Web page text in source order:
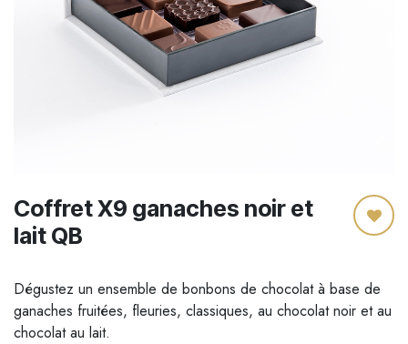
Coffret X9 ganaches noir et
lait QB
Dégustez un ensemble de bonbons de chocolat à base de
ganaches fruitées, fleuries, classiques, au chocolat noir et au
chocolat au lait.